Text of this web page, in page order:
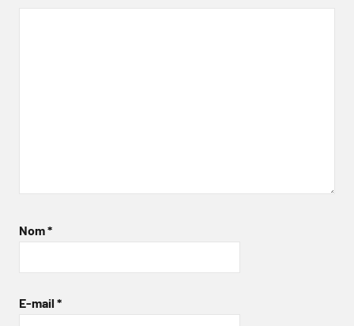
Nom*
E-mail *